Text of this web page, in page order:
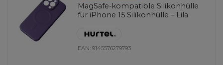
MagSafe-kompatible Silikonhülle
für iPhone 15 Silikonhülle – Lila
EAN:9145576279793